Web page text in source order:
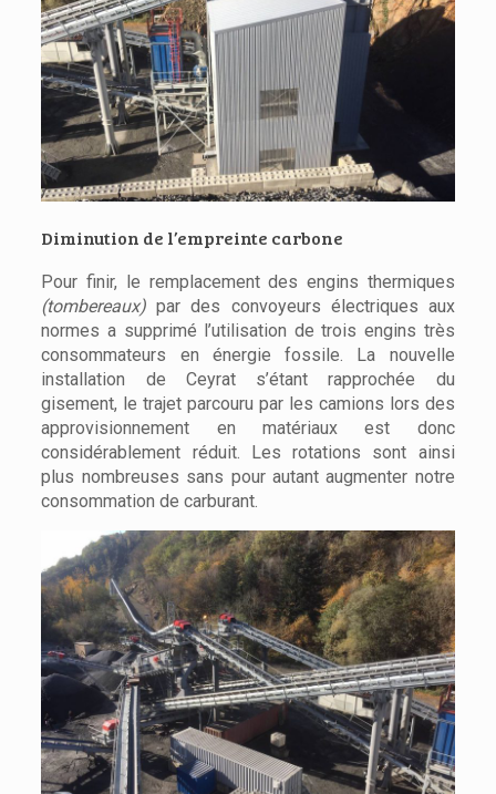
Diminution de l’empreinte carbone
Pour finir, le remplacement des engins thermiques
(tombereaux) par des convoyeurs électriques aux
normes a supprimé l’utilisation de trois engins très
consommateurs en énergie fossile. La nouvelle
installation de Ceyrat s’étant rapprochée du
gisement, le trajet parcouru par les camions lors des
approvisionnement en matériaux est donc
considérablement réduit. Les rotations sont ainsi
plus nombreuses sans pour autant augmenter notre
consommation de carburant.